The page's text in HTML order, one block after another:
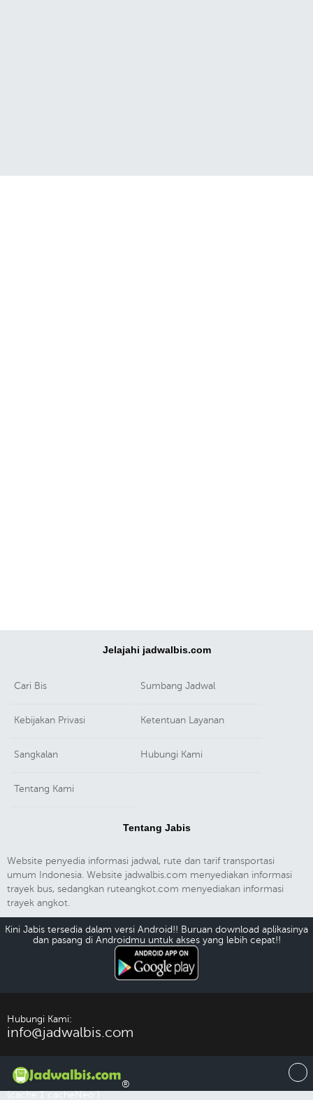
Jelajahi jadwalbis.com
Cari Bis Sumbang Jadwal
Kebijakan Privasi Ketentuan Layanan
Sangkalan Hubungi Kami
Tentang Kami
Tentang Jabis
Website penyedia informasi jadwal, rute dan tarif transportasi
umum Indonesia. Website jadwalbis.com menyediakan informasi
trayek bus, sedangkan ruteangkot.com menyediakan informasi
trayek angkot.
Kini Jabis tersedia dalam versi Android!! Buruan download aplikasinya
dan pasang di Androidmu untuk akses yang lebih cepat!!
Hubungi Kami:
info@jadwalbis.com
®
(cache:1 cacheNeo:)